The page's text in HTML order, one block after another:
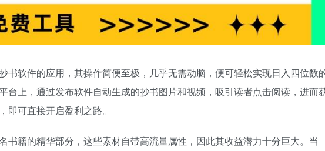
书软件的应用，其操作简便至极，几乎无需动脑，便可轻松实现日入四位数
台上，通过发布软件自动生成的抄书图片和视频，吸引读者点击阅读，进而
可直接开启盈利之路。
书籍的精华部分，这些素材自带高流量属性，因此其收益潜力十分巨大。当